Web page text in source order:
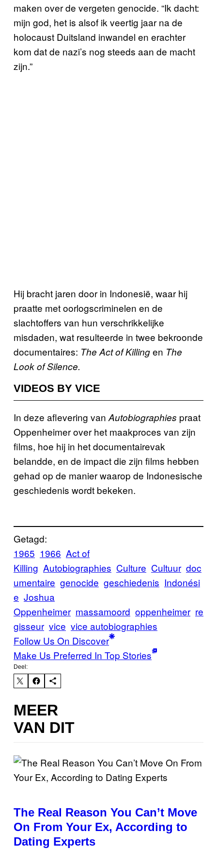
maken over de vergeten genocide. “Ik dacht:
mijn god, het is alsof ik veertig jaar na de
holocaust Duitsland inwandel en erachter
kom dat de nazi’s nog steeds aan de macht
zijn.”
Hij bracht jaren door in Indonesië, waar hij
praatte met oorlogscriminelen en de
slachtoffers van hun verschrikkelijke
misdaden, wat resulteerde in twee bekroonde
documentaires: The Act of Killingen The
Look of Silence.
VIDEOS BY VICE
In deze aflevering van Autobiographies praat
Oppenheimer over het maakproces van zijn
films, hoe hij in het documentairevak
belandde, en de impact die zijn films hebben
gehad op de manier waarop de Indonesische
geschiedenis wordt bekeken.
Getagd:
1965 1966 Act of
Killing Autobiographies Culture Cultuur doc
umentaire genocide geschiedenis Indonési
e Joshua
Oppenheimer massamoord oppenheimer re
gisseur vice vice autobiographies
Follow Us On Discover
Make Us Preferred In Top Stories
Deel:
MEER
VAN DIT
The Real Reason You Can’t Move
On From Your Ex, According to
Dating Experts